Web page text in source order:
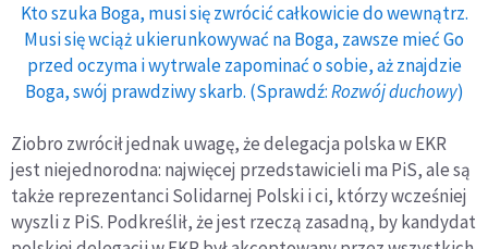
Kto szuka Boga, musi się zwrócić całkowicie do wewnątrz.
Musi się wciąż ukierunkowywać na Boga, zawsze mieć Go
przed oczyma i wytrwale zapominać o sobie, aż znajdzie
Boga, swój prawdziwy skarb. (Sprawdź:Rozwój duchowy)
Ziobro zwrócił jednak uwagę, że delegacja polska w EKR
jest niejednorodna: najwięcej przedstawicieli ma PiS, ale są
także reprezentanci Solidarnej Polski i ci, którzy wcześniej
wyszli z PiS. Podkreślił, że jest rzeczą zasadną, by kandydat